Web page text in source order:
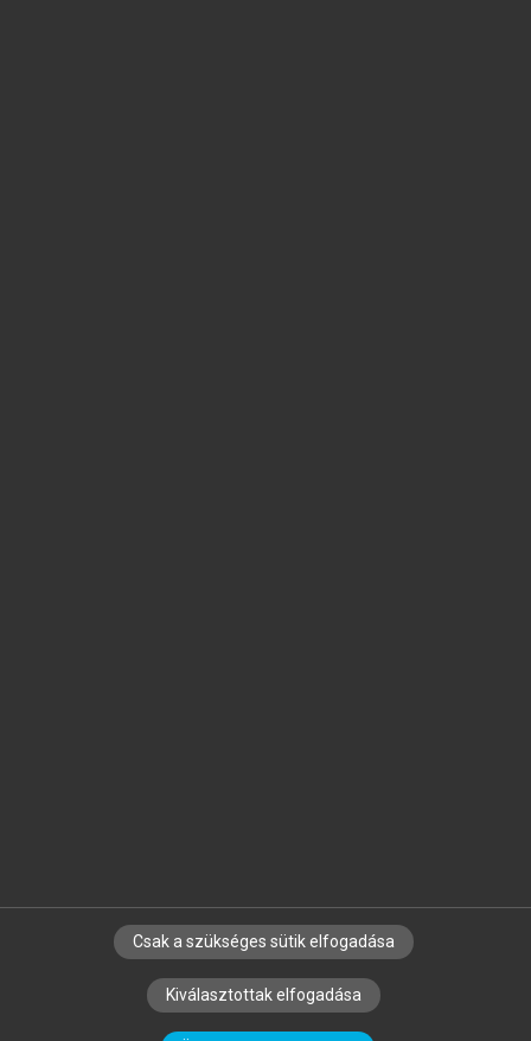
SZERZŐKNEK CÉGEKNEK KÖNYVTÁROSOKNAK
SZERKESZTÉSI ÉS LEKTORÁLÁSI ALAPELVEK
Csak a szükséges sütik elfogadása
Kiválasztottak elfogadása